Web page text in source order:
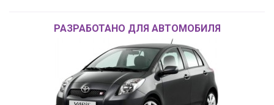
РАЗРАБОТАНО ДЛЯ АВТОМОБИЛЯ